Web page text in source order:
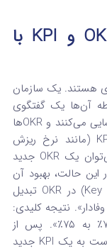
هم‌افزایی قدرتمند: چگونه OKR و KPI با
هستند.یک سازمان
آن‌ها یک گفتگوی
استراتژیک مداوم است. KPIها مشکلات را شناسایی می‌کنند و OKRها
آن‌ها را حل می‌کنند. برای مثال، اگر یک KPI (مانند نرخ ریزش
مشتری) وضعیت نامطلوبی را نشان دهد، می‌توان یک OKR جدید
این حالت، بهبود آن
KPI می‌تواند به یکی از نتایج کلیدی (Key Result) در OKR تبدیل
نتیجه کلیدی:
پس از
دستیابی به OKR، آن معیار بهبودیافته ممکن است به یک KPI جدید